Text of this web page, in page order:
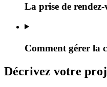
La prise de
Comment gérer la
Décrivez votre